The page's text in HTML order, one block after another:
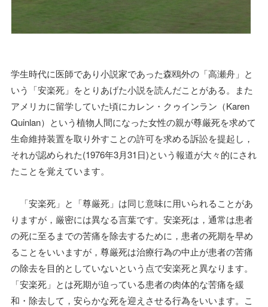
学生時代に医師であり小説家であった森鴎外の「高瀬舟」と
いう「安楽死」をとりあげた小説を読んだことがある。また
アメリカに留学していた頃にカレン・クゥインラン（Karen
Quinlan）という植物人間になった女性の親が尊厳死を求めて
生命維持装置を取り外すことの許可を求める訴訟を提起し，
それが認められた(1976年3月31日)という報道が大々的にされ
たことを覚えています。
「安楽死」と「尊厳死」は同じ意味に用いられることがあ
りますが，厳密には異なる言葉です。安楽死は，通常は患者
の死に至るまでの苦痛を除去するために，患者の死期を早め
ることをいいますが，尊厳死は治療行為の中止が患者の苦痛
の除去を目的としていないという点で安楽死と異なります。
「安楽死」とは死期が迫っている患者の肉体的な苦痛を緩
和・除去して，安らかな死を迎えさせる行為をいいます。こ